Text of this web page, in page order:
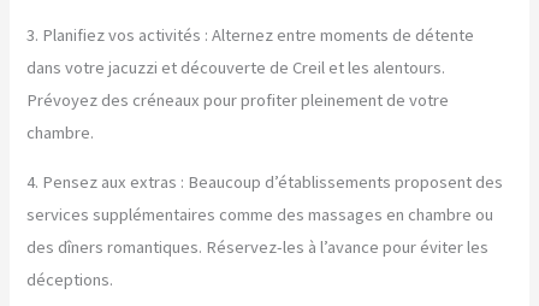
3. Planifiez vos activités : Alternez entre moments de détente
dans votre jacuzzi et découverte de Creil et les alentours.
Prévoyez des créneaux pour profiter pleinement de votre
chambre.
4. Pensez aux extras : Beaucoup d’établissements proposent des
services supplémentaires comme des massages en chambre ou
des dîners romantiques. Réservez-les à l’avance pour éviter les
déceptions.